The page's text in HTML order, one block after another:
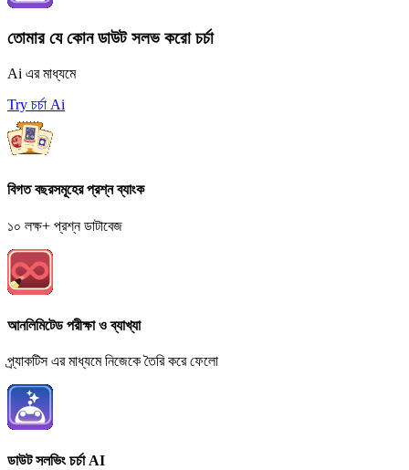
তোমার যে কোন ডাউট সলভ করো চর্চা
Ai এর মাধ্যমে
Try চর্চা Ai
বিগত বছরসমূহের প্রশ্ন ব্যাংক
১০ লক্ষ+ প্রশ্ন ডাটাবেজ
আনলিমিটেড পরীক্ষা ও ব্যাখ্যা
প্র্যাকটিস এর মাধ্যমে নিজেকে তৈরি করে ফেলো
ডাউট সলভিং চর্চা AI